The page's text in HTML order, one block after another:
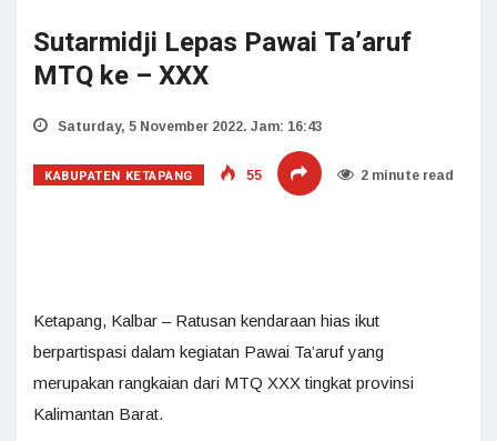
Sutarmidji Lepas Pawai Ta’aruf
MTQ ke – XXX
Saturday, 5 November 2022. Jam: 16:43
KABUPATEN KETAPANG 55 2 minute read
Ketapang, Kalbar – Ratusan kendaraan hias ikut
berpartispasi dalam kegiatan Pawai Ta’aruf yang
merupakan rangkaian dari MTQ XXX tingkat provinsi
Kalimantan Barat.